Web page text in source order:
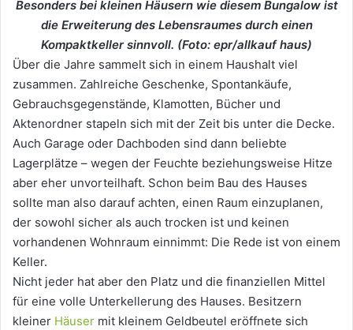
Besonders bei kleinen Häusern wie diesem Bungalow ist
die Erweiterung des Lebensraumes durch einen
Kompaktkeller sinnvoll. (Foto: epr/allkauf haus)
Über die Jahre sammelt sich in einem Haushalt viel
zusammen. Zahlreiche Geschenke, Spontankäufe,
Gebrauchsgegenstände, Klamotten, Bücher und
Aktenordner stapeln sich mit der Zeit bis unter die Decke.
Auch Garage oder Dachboden sind dann beliebte
Lagerplätze – wegen der Feuchte beziehungsweise Hitze
aber eher unvorteilhaft. Schon beim Bau des Hauses
sollte man also darauf achten, einen Raum einzuplanen,
der sowohl sicher als auch trocken ist und keinen
vorhandenen Wohnraum einnimmt: Die Rede ist von einem
Keller.
Nicht jeder hat aber den Platz und die finanziellen Mittel
für eine volle Unterkellerung des Hauses. Besitzern
kleiner Häuser mit kleinem Geldbeutel eröffnete sich